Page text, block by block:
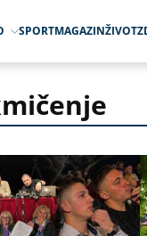
SPORTMAGAZINŽIVOT